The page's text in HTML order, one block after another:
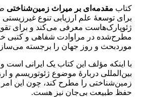
کتاب مقدمه‌ای بر میراث زمین‌شناختی
برای توسعۀ علم ارزیابی تنوع
ژئوپارک‌هاست معرفی می‌کند و برای
مطرح‌شده در مراوادت شفاهی و کتبی
موردبحث و روز جهان را برجسته
با اینکه مؤلف این کتاب یک ایرانی است
بین‌المللی دربارۀ موضوع ژئوتوریسم و
زمین‌شناختی را مطرح کند، چون این
حفظ طبیعت بی‌جان نیز هست.